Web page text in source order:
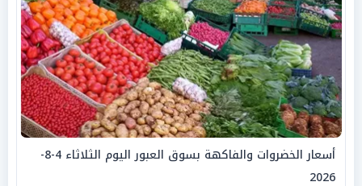
أسعار الخضروات والفاكهة بسوق العبور اليوم الثلاثاء 4-8-
2026